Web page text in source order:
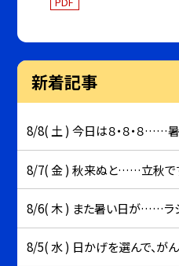
新着記事
8/8( 土 ) 今日は８・８・８……
8/7( 金 ) 秋来ぬと……立秋で
8/6( 木 ) また暑い日が……ラ
8/5( 水 ) 日かげを選んで、が